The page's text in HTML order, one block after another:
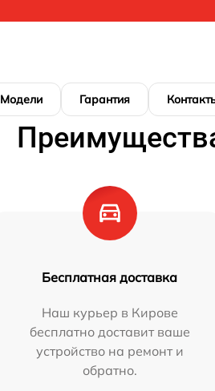
Модели Гарантия
Бесплатная доставка
Наш курьер в Кирове
бесплатно доставит ваше
устройство на ремонт и
обратно.